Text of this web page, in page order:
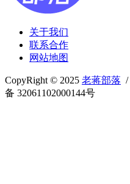
关于我们
联系合作
网站地图
CopyRight © 2025 老蒋部落 /
备 32061102000144号